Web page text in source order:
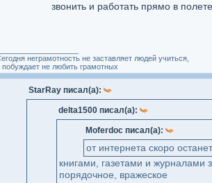
звонить и работать прямо в
неграмотность не заставляет людей учиться,
побуждает не любить грамотных
StarRay писал(а):
delta1500 писал(а):
Moferdoc писал(а):
от интернета скоро
книгами, газетами и
порядочное, вражеское